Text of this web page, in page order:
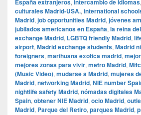
España extranjeros, intercambio de idiomas,
culturales Madrid-USA., international
Madrid, job opportunities Madrid, jóvenes
jubilados americanos en España, la reina
exchange Madrid, LGBTQ friendly Madrid,
airport, Madrid exchange students, Madrid
foreigners, marihuana exotica madrid,
mejores zonas para vivir, metro Madrid,
(Music Video), mudarse a Madrid, mujeres
Madrid, networking Madrid, NIE number
nightlife safety Madrid, nómadas digitales
Spain, obtener NIE Madrid, ocio Madrid,
Madrid, Parque del Retiro, parques Madrid,